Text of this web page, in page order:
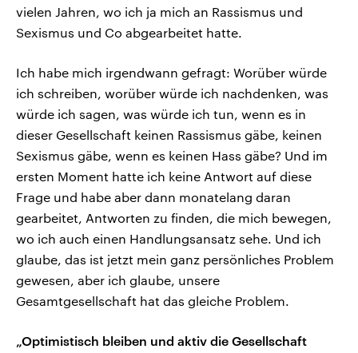
vielen Jahren, wo ich ja mich an Rassismus und
Sexismus und Co abgearbeitet hatte.
Ich habe mich irgendwann gefragt: Worüber würde
ich schreiben, worüber würde ich nachdenken, was
würde ich sagen, was würde ich tun, wenn es in
dieser Gesellschaft keinen Rassismus gäbe, keinen
Sexismus gäbe, wenn es keinen Hass gäbe? Und im
ersten Moment hatte ich keine Antwort auf diese
Frage und habe aber dann monatelang daran
gearbeitet, Antworten zu finden, die mich bewegen,
wo ich auch einen Handlungsansatz sehe. Und ich
glaube, das ist jetzt mein ganz persönliches Problem
gewesen, aber ich glaube, unsere
Gesamtgesellschaft hat das gleiche Problem.
„Optimistisch bleiben und aktiv die Gesellschaft